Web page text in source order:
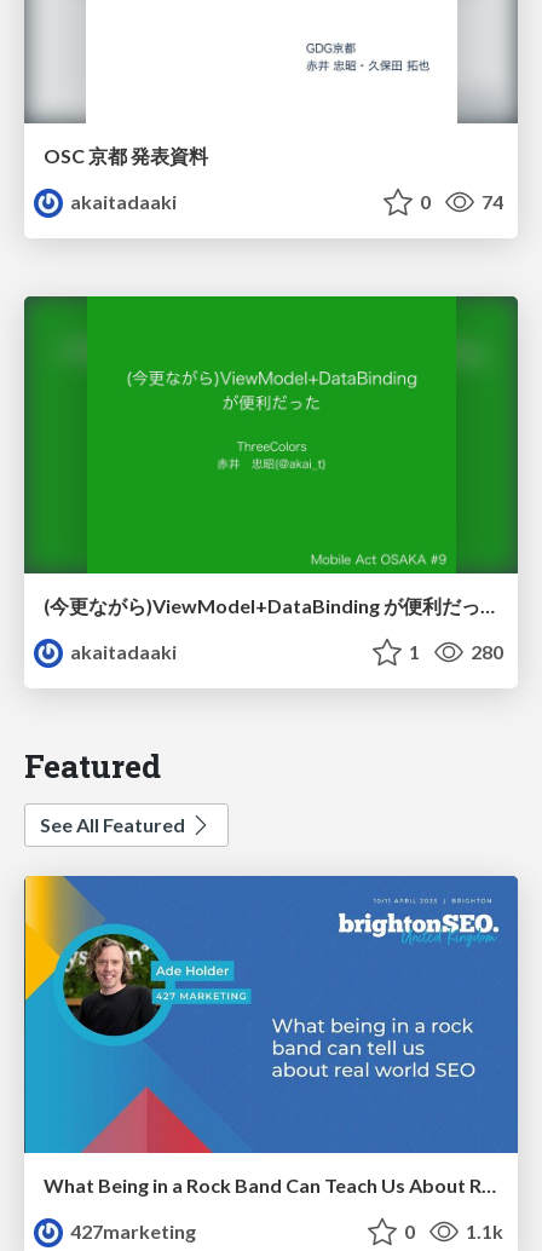
OSC 京都 発表資料
akaitadaaki
0 74
(今更ながら)ViewModel+DataBinding が便利だった
akaitadaaki
1 280
Featured
See All Featured
What Being in a Rock Band Can Teach Us About Real World SEO
427marketing
0 1.1k